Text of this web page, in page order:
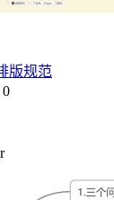
版规范
0